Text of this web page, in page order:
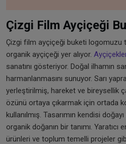
Çizgi Film Ayçiçeği
Çizgi film ayçiçeği buketi logomuzu
organik ayçiçeği yer alıyor.
sanatını gösteriyor. Doğal ilhamın
harmanlanmasını sunuyor. Sarı
yerleştirilmiş, hareket ve bireysellik
özünü ortaya çıkarmak için ortada
kullanılmış. Tasarımın kendisi
organik doğanın bir tanımı. Yaratıcı
ürünleri ve toplum temelli projeler